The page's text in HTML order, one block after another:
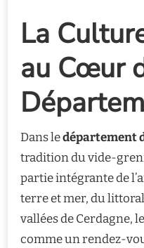
La
au Cœur
Dans ledépartement
tradition du vide-
partie intégrante de
terre et mer, du
vallées de Cerdagne, le
comme un rendez-